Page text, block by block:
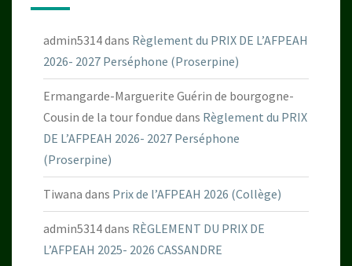
admin5314dans Règlement du PRIX DE L’AFPEAH
2026- 2027 Perséphone (Proserpine)
Ermangarde-Marguerite Guérin de bourgogne-
Cousin de la tour fondue dans Règlement du PRIX
DE L’AFPEAH 2026- 2027 Perséphone
(Proserpine)
Tiwana dans Prix de l’AFPEAH 2026 (Collège)
admin5314dans RÈGLEMENT DU PRIX DE
L’AFPEAH 2025- 2026 CASSANDRE